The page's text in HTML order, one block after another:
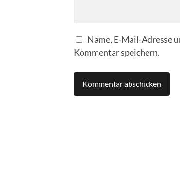
Name, E-Mail-Adresse
Kommentar speichern.